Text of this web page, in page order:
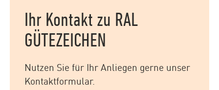
Ihr Kontakt zu RAL
GÜTEZEICHEN
Nutzen Sie für Ihr Anliegen gerne unser
Kontaktformular.